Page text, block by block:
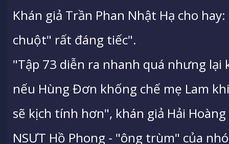
Khán giả Trần Phan Nhật Hạ cho
chuột" rất đáng tiếc".
"Tập 73 diễn ra nhanh quá nhưng lại
nếu Hùng Đơn khống chế mẹ Lam
sẽ kịch tính hơn", khán giả Hải Hoàng
NSƯT Hồ Phong - "ông trùm" của